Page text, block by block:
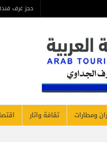
حجز غرف فندقية رخيصة
ثقافة واثار اقتصاد-اتصالات